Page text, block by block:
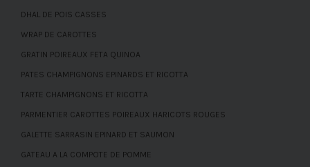
DHAL DE POIS CASSES
WRAP DE CAROTTES
GRATIN POIREAUX FETA QUINOA
PATES CHAMPIGNONS EPINARDS ET RICOTTA
TARTE CHAMPIGNONS ET RICOTTA
PARMENTIER CAROTTES POIREAUX HARICOTS ROUGES
GALETTE SARRASIN EPINARD ET SAUMON
GATEAU A LA COMPOTE DE POMME